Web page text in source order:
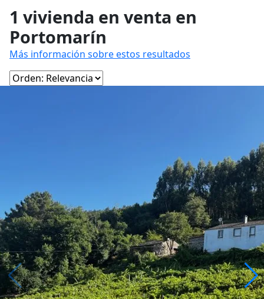
1 vivienda en venta en
Portomarín
Más información sobre estos resultados